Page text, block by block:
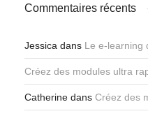
Commentaires récents
Jessica dans Le e-learning
Catherine dans Créez des modules